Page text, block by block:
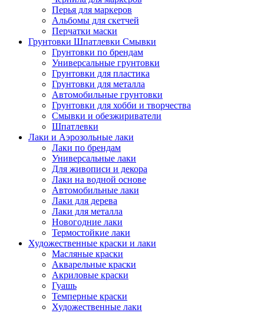
Перья для маркеров
Альбомы для скетчей
Перчатки маски
Грунтовки Шпатлевки Смывки
Грунтовки по брендам
Универсальные грунтовки
Грунтовки для пластика
Грунтовки для металла
Автомобильные грунтовки
Грунтовки для хобби и творчества
Смывки и обезжириватели
Шпатлевки
Лаки и Аэрозольные лаки
Лаки по брендам
Универсальные лаки
Для живописи и декора
Лаки на водной основе
Автомобильные лаки
Лаки для дерева
Лаки для металла
Новогодние лаки
Термостойкие лаки
Художественные краски и лаки
Масляные краски
Акварельные краски
Акриловые краски
Гуашь
Темперные краски
Художественные лаки